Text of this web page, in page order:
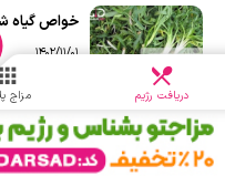
خواص گیاه
1402/11/01
۱۰ مورد از فواید مصرف ماهی شیر جنوب
1402/11/15
دریافت رژیم مزاج